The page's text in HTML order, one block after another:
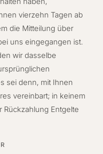
vierzehn Tagen ab
die Mitteilung über
uns eingegangen ist.
wir dasselbe
sei denn, mit Ihnen
vereinbart; in keinem
Entgelte